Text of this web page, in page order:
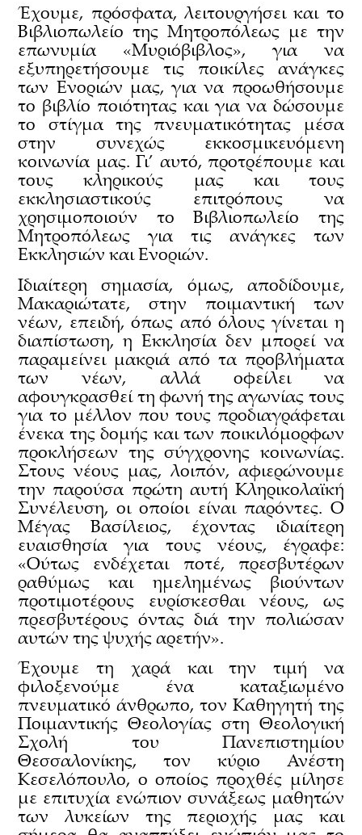
Έχουμε, πρόσφατα, λειτουργήσει και το
Βιβλιοπωλείο της Μητροπόλεως με την
επωνυμία «Μυριόβιβλος», για να
εξυπηρετήσουμε τις ποικίλες ανάγκες
των Ενοριών μας, για να προωθήσουμε
το βιβλίο ποιότητας και για να δώσουμε
το στίγμα της πνευματικότητας μέσα
στην συνεχώς εκκοσμικευόμενη
κοινωνία μας. Γι’ αυτό, προτρέπουμε και
τους κληρικούς μας και τους
εκκλησιαστικούς επιτρόπους να
χρησιμοποιούν το Βιβλιοπωλείο της
Μητροπόλεως για τις ανάγκες των
Εκκλησιών και Ενοριών.
Ιδιαίτερη σημασία, όμως, αποδίδουμε,
Μακαριώτατε, στην ποιμαντική των
νέων, επειδή, όπως από όλους γίνεται η
διαπίστωση, η Εκκλησία δεν μπορεί να
παραμείνει μακριά από τα προβλήματα
των νέων, αλλά οφείλει να
αφουγκρασθεί τη φωνή της αγωνίας τους
για το μέλλον που τους προδιαγράφεται
ένεκα της δομής και των ποικιλόμορφων
προκλήσεων της σύγχρονης κοινωνίας.
Στους νέους μας, λοιπόν, αφιερώνουμε
την παρούσα πρώτη αυτή Κληρικολαϊκή
Συνέλευση, οι οποίοι είναι παρόντες. Ο
Μέγας Βασίλειος, έχοντας ιδιαίτερη
ευαισθησία για τους νέους, έγραφε:
«Ούτως ενδέχεται ποτέ, πρεσβυτέρων
ραθύμως και ημελημένως βιούντων
προτιμοτέρους ευρίσκεσθαι νέους, ως
πρεσβυτέρους όντας διά την πολιώσαν
αυτών της ψυχής αρετήν».
Έχουμε τη χαρά και την τιμή να
φιλοξενούμε ένα καταξιωμένο
πνευματικό άνθρωπο, τον Καθηγητή της
Ποιμαντικής Θεολογίας στη Θεολογική
Σχολή του Πανεπιστημίου
Θεσσαλονίκης, τον κύριο Ανέστη
Κεσελόπουλο, ο οποίος προχθές μίλησε
με επιτυχία ενώπιον συνάξεως μαθητών
των λυκείων της περιοχής μας και